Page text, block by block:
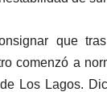
que
comenzó a
Los Lagos.